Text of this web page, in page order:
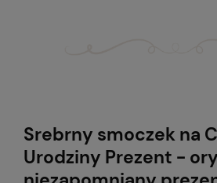
Srebrny smoczek na
Urodziny Prezent -